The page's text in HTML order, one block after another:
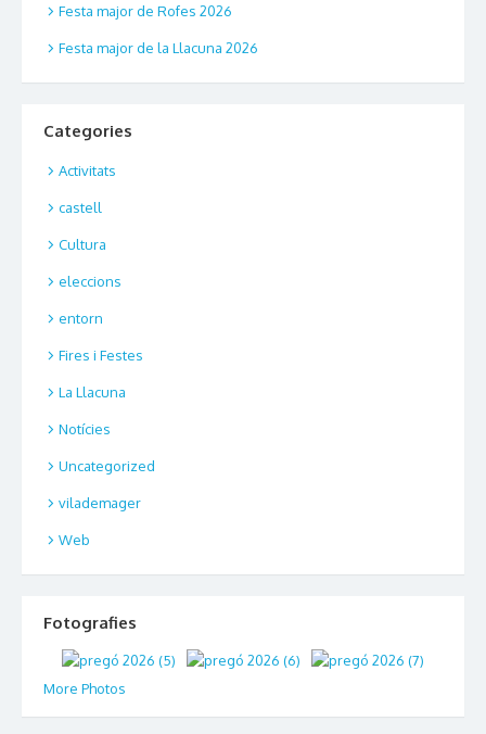
Festa major de Rofes 2026
Festa major de la Llacuna 2026
Categories
Activitats
castell
Cultura
eleccions
entorn
Fires i Festes
La Llacuna
Notícies
Uncategorized
vilademager
Web
Fotografies
More Photos